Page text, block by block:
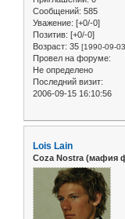
Сообщений: 585
Уважение: [+0/-0]
Позитив: [+0/-0]
Возраст: 35 [1990-09-
Провел на форуме:
Не определено
Последний визит:
2006-09-15 16:10:56
Lois Lain
Coza Nostra (мафия